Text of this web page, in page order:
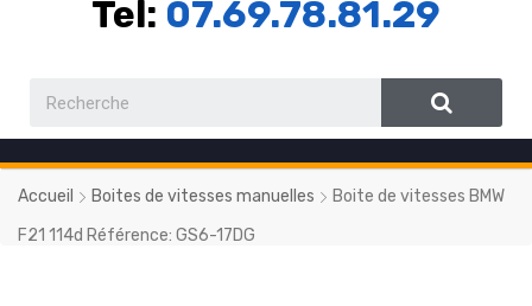
Tel: 07.69.78.81.29
Accueil Boites de vitesses manuelles
Boite de vitesses BMW
F21 114d Référence: GS6-17DG